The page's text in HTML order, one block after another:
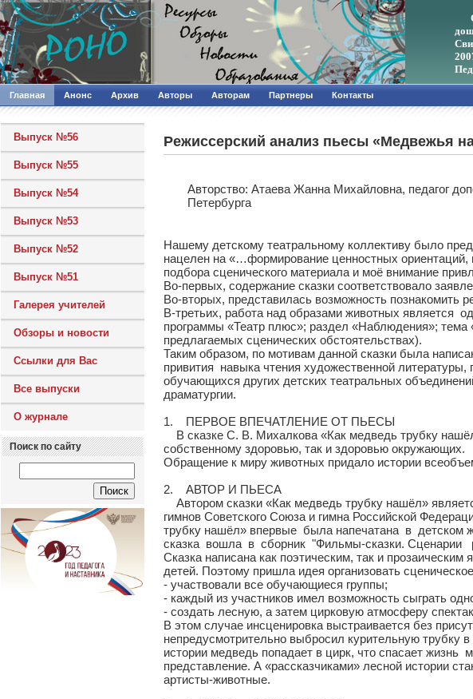
Главная Анонс Архив Авторы Авторам Партнеры Контакты
Выпуск №56
Выпуск №55
Выпуск №54
Выпуск №53
Выпуск №52
Выпуск №51
Галерея учителей
Обзоры и новости
Ссылки для Вас
Все выпуски
О журнале
Поиск по сайту
Режиссерский анализ пьесы «Медвежья
Авторcтво: Атаева Жанна Михайловна, педагог
Петербурга
Нашему детскому театральному коллективу было
нацелен на «…формирование ценностных
подбора сценического материала и моё внимание
Во-первых, содержание сказки соответствовало
Во-вторых, представилась возможность познакомить
В-третьих, работа над образами животных является
программы «Театр плюс»; раздел «Наблюдения»;
предлагаемых сценических обстоятельствах).
Таким образом, по мотивам данной сказки была
привития навыка чтения художественной
обучающихся других детских театральных
драматургии.
1. ПЕРВОЕ ВПЕЧАТЛЕНИЕ ОТ ПЬЕСЫ
В сказке С. В. Михалкова «Как медведь трубку
собственному здоровью, так и здоровью окружающих.
Обращение к миру животных придало истории
2. АВТОР И ПЬЕСА
Автором сказки «Как медведь трубку нашёл»
гимнов Советского Союза и гимна Российской
трубку нашёл» впервые была напечатана в детском
сказка вошла в сборник "Фильмы-сказки. Сценарии
Сказка написана как поэтическим, так и
детей. Поэтому пришла идея организовать
- участвовали все обучающиеся группы;
- каждый из участников имел возможность сыграть
- создать лесную, а затем цирковую атмосферу
В этом случае инсценировка выстраивается без
непредусмотрительно выбросил курительную трубку
истории медведь попадает в цирк, что спасает жизнь
представление. А «рассказчиками» лесной истории
артисты-животные.